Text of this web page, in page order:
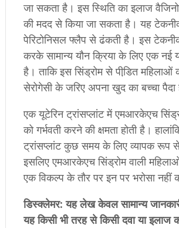
जा सकता है। इस स्थिति का इलाज
की मदद से किया जा सकता है। यह
पेरिटोनिसल फ्लैप से ढंकती है। इस
करके सामान्य यौन क्रिया के लिए एक नई
है। ताकि इस सिंड्रोम से पीडि़त महिलाओं
सेरोगेसी के जरिए अपना खुद का बच्चा
एक यूटेरिन ट्रांसप्लांट में एमआरकेएच
को गर्भवती करने की क्षमता होती है।
ट्रांसप्लांट कुछ समय के लिए व्यापक रूप
इसलिए एमआरकेएच सिंड्रोम वाली
एक विकल्प के तौर पर इन पर भरोसा नहीं
डिस्क्लेमर: यह लेख केवल सामान्य
यह किसी भी तरह से किसी दवा या इलाज